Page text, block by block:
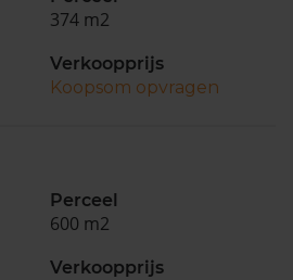
374 m2
Verkoopprijs
Koopsom opvragen
Perceel
600 m2
Verkoopprijs